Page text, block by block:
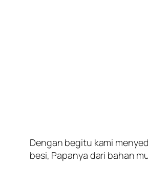
Dengan begitu kami
besi, Papanya dari bahan